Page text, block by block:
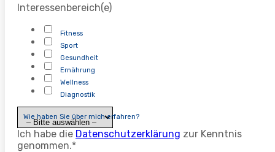
Interessenbereich(e)
Fitness
Sport
Gesundheit
Ernährung
Wellness
Diagnostik
Wie haben Sie über mich erfahren?
Ich habe die Datenschutzerklärung zur Kenntnis
genommen.*